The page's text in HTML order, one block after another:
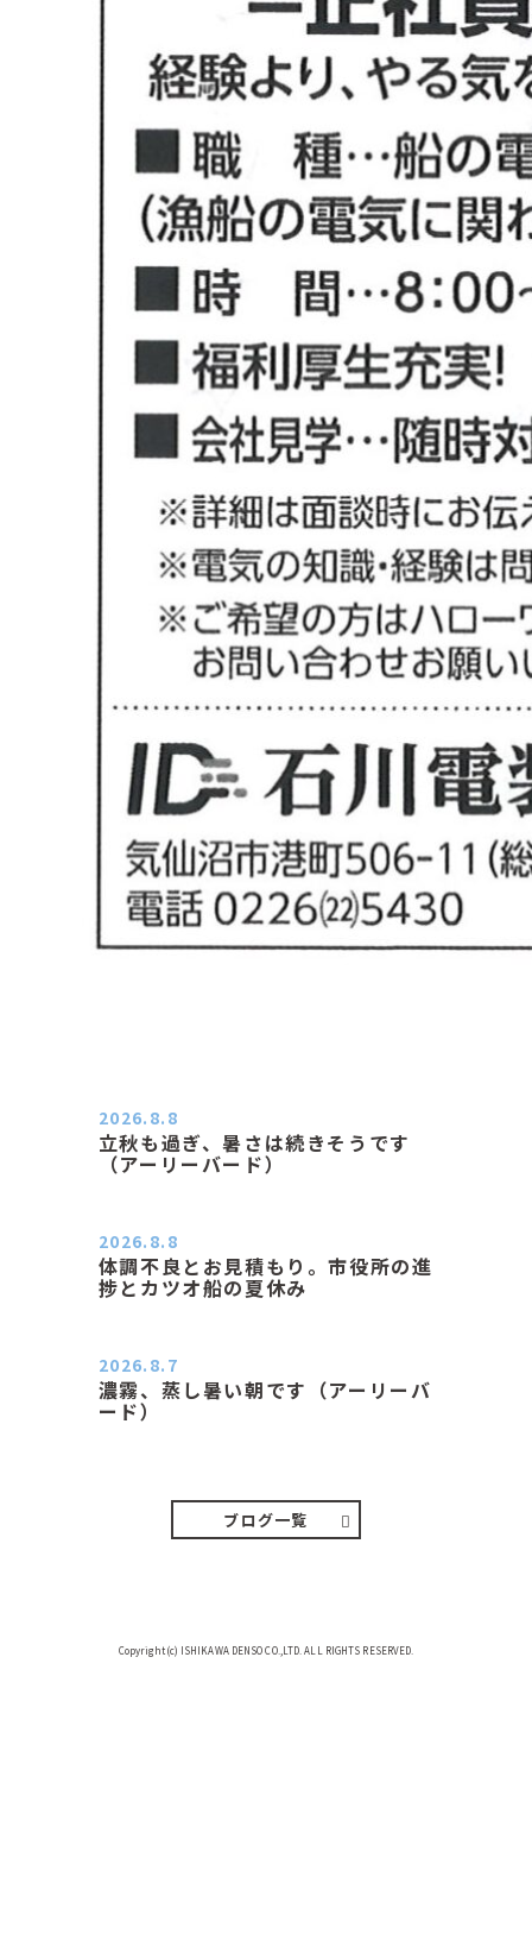
立秋も過ぎ、暑さは続きそうです
（アーリーバード）
2026.8.8
体調不良とお見積もり。市役所の進
捗とカツオ船の夏休み
2026.8.8
濃霧、蒸し暑い朝です（アーリーバ
ード）
2026.8.7
ブログ一覧
Copyright(c) ISHIKAWA DENSO CO.,LTD. ALL RIGHTS RESERVED.